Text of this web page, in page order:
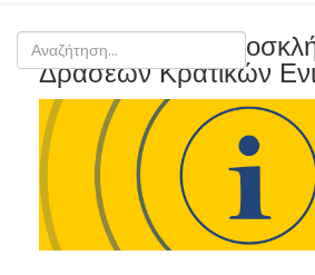
Τροποποίηση
Δράσεων Κρατικών